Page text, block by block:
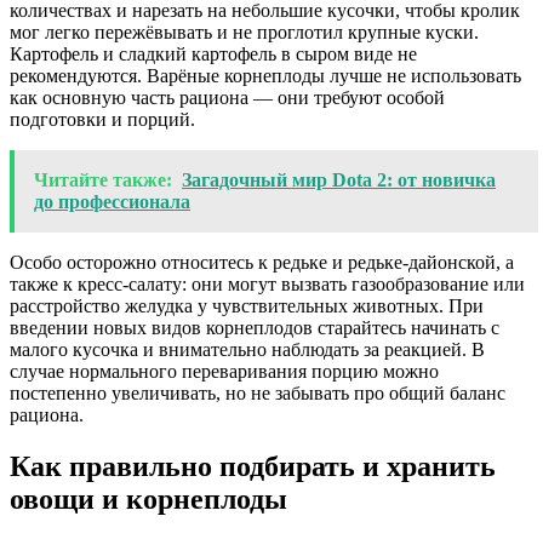
количествах и нарезать на небольшие кусочки, чтобы кролик
мог легко пережёвывать и не проглотил крупные куски.
Картофель и сладкий картофель в сыром виде не
рекомендуются. Варёные корнеплоды лучше не использовать
как основную часть рациона — они требуют особой
подготовки и порций.
Читайте также: Загадочный мир Dota 2: от новичка
до профессионала
Особо осторожно относитесь к редьке и редьке-дайонской, а
также к кресс-салату: они могут вызвать газообразование или
расстройство желудка у чувствительных животных. При
введении новых видов корнеплодов старайтесь начинать с
малого кусочка и внимательно наблюдать за реакцией. В
случае нормального переваривания порцию можно
постепенно увеличивать, но не забывать про общий баланс
рациона.
Как правильно подбирать и хранить
овощи и корнеплоды